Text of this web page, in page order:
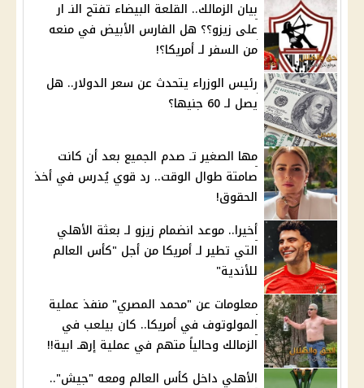
بيان الزمالك.. القلعة البيضاء تفتح النـ ار
على زيزو؟؟ هل الفارس الأبيض في منعه
من السفر لـ أمريكا؟!
رئيس الوزراء يتحدث عن سعر الدولار.. هل
يصل لـ 60 جنيها؟
مها الصغير تـ صدم الجميع بعد أن كانت
صامتة طوال الوقت.. رد قوي يُدرس في أخذ
الحقوق!
أخيرا.. موعد انضمام زيزو لـ بعثة الأهلي
التي تطير لـ أمريكا من أجل "كأس العالم
للأندية"
معلومات عن "محمد المصري" منفذ عملية
المولوتوف في أمريكا.. كان بيلعب في
الزمالك وحالياً متهم في عملية إرهـ ابية!!
الأهلي داخل كأس العالم ومعه "جيش"..